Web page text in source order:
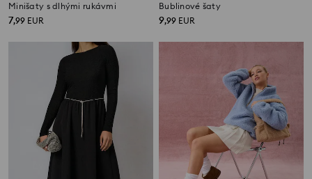
Minišaty s dlhými rukávmi
7,99 EUR
Bublinové šaty
9,99 EUR